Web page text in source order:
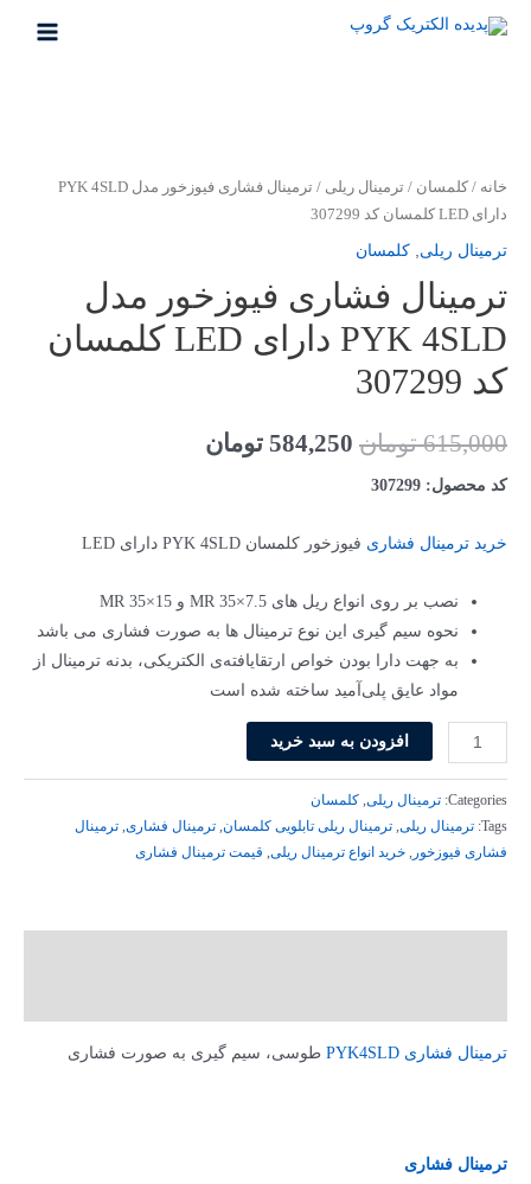
پرش
خانه / کلمسان / ترمینال ریلی
/ ترمینال فشاری فیوزخور مدل PYK 4SLD
دارای LED کلمسان کد 307299
ترمینال ریلی, کلمسان
ترمینال فشاری فیوزخور مدل
PYK 4SLD دارای LED کلمسان
کد 307299
615,000 تومان قیمت
615,000 تومان
584,250 تومان
584,250 تومان
کد محصول: 307299
خرید ترمینال فشاری فیوزخور کلمسان PYK 4SLD دارای LED
نصب بر روی انواع ریل ­های MR 35×7.5 و MR 35×15
نحوه سیم­ گیری این نوع ترمینال­ ها به صورت فشاری می­ باشد
به جهت دارا بودن خواص ارتقایافته‌ی الکتریکی، بدنه ترمینال از
مواد عایق پلی‌آمید ساخته شده است
ترمینال
فشاری
فیوزخور
مدل
PYK
عدد
افزودن به سبد خرید
Categories: ترمینال ریلی, کلمسان
Tags: ترمینال ریلی, ترمینال ریلی تابلویی کلمسان, ترمینال فشاری, ترمینال
فشاری فیوزخور , خرید انواع ترمینال ریلی, قیمت ترمینال فشاری
ترمینال فشاری PYK4SLD طوسی، سیم­ گیری به صورت فشاری
ترمینال فشاری